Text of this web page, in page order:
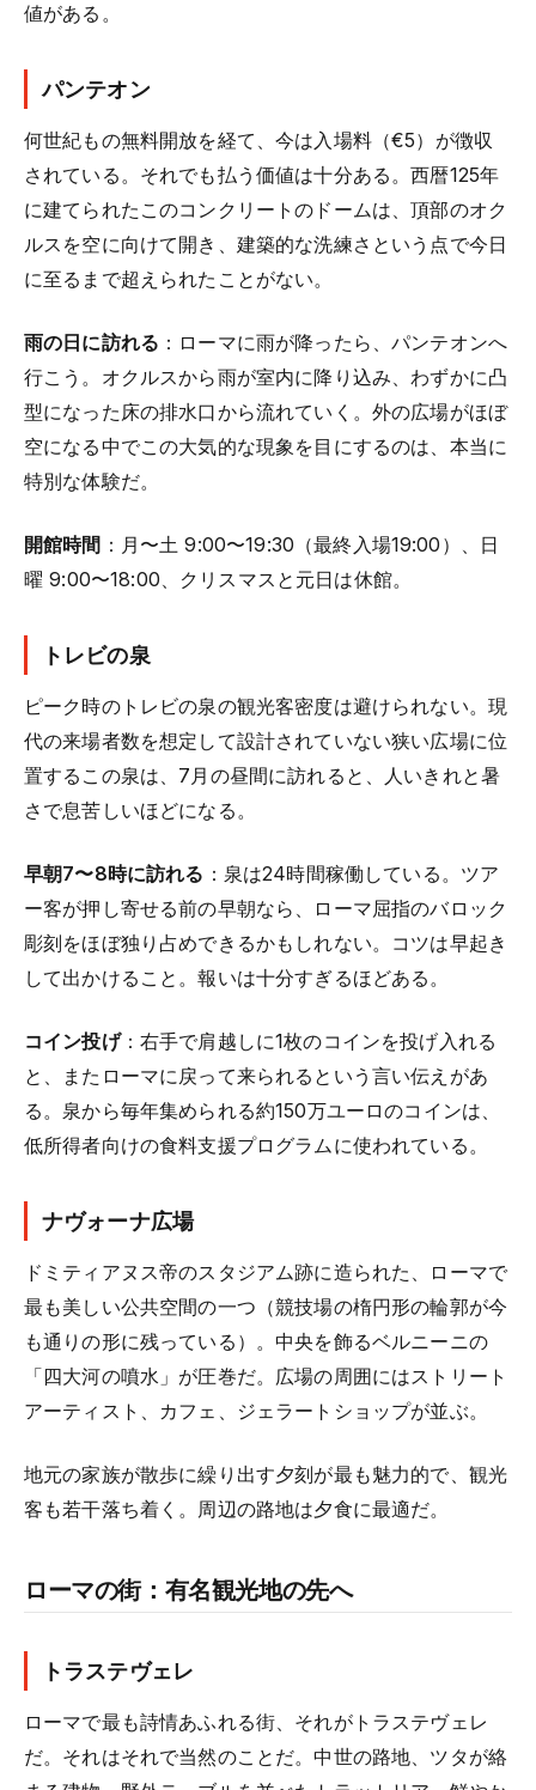
値がある。
パンテオン
何世紀もの無料開放を経て、今は入場料（€5）が徴収
されている。それでも払う価値は十分ある。西暦125年
に建てられたこのコンクリートのドームは、頂部のオク
ルスを空に向けて開き、建築的な洗練さという点で今日
に至るまで超えられたことがない。
雨の日に訪れる ：ローマに雨が降ったら、パンテオンへ
行こう。オクルスから雨が室内に降り込み、わずかに凸
型になった床の排水口から流れていく。外の広場がほぼ
空になる中でこの大気的な現象を目にするのは、本当に
特別な体験だ。
開館時間 ：月〜土 9:00〜19:30（最終入場19:00）、日
曜 9:00〜18:00、クリスマスと元日は休館。
トレビの泉
ピーク時のトレビの泉の観光客密度は避けられない。現
代の来場者数を想定して設計されていない狭い広場に位
置するこの泉は、7月の昼間に訪れると、人いきれと暑
さで息苦しいほどになる。
早朝7〜8時に訪れる ：泉は24時間稼働している。ツア
ー客が押し寄せる前の早朝なら、ローマ屈指のバロック
彫刻をほぼ独り占めできるかもしれない。コツは早起き
して出かけること。報いは十分すぎるほどある。
コイン投げ：右手で肩越しに1枚のコインを投げ入れる
と、またローマに戻って来られるという言い伝えがあ
る。泉から毎年集められる約150万ユーロのコインは、
低所得者向けの食料支援プログラムに使われている。
ナヴォーナ広場
ドミティアヌス帝のスタジアム跡に造られた、ローマで
最も美しい公共空間の一つ（競技場の楕円形の輪郭が今
も通りの形に残っている）。中央を飾るベルニーニの
「四大河の噴水」が圧巻だ。広場の周囲にはストリート
アーティスト、カフェ、ジェラートショップが並ぶ。
地元の家族が散歩に繰り出す夕刻が最も魅力的で、観光
客も若干落ち着く。周辺の路地は夕食に最適だ。
ローマの街：有名観光地の先へ
トラステヴェレ
ローマで最も詩情あふれる街、それがトラステヴェレ
だ。それはそれで当然のことだ。中世の路地、ツタが絡